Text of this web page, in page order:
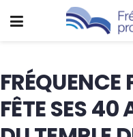
FRÉQUENCE
FÊTE SES 40